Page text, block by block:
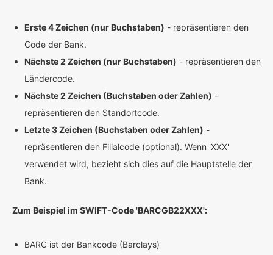
Erste 4 Zeichen (nur Buchstaben) - repräsentieren den
Code der Bank.
Nächste 2 Zeichen (nur Buchstaben) - repräsentieren den
Ländercode.
Nächste 2 Zeichen (Buchstaben oder Zahlen) -
repräsentieren den Standortcode.
Letzte 3 Zeichen (Buchstaben oder Zahlen) -
repräsentieren den Filialcode (optional). Wenn 'XXX'
verwendet wird, bezieht sich dies auf die Hauptstelle der
Bank.
Zum Beispiel im SWIFT-Code 'BARCGB22XXX':
BARC ist der Bankcode (Barclays)